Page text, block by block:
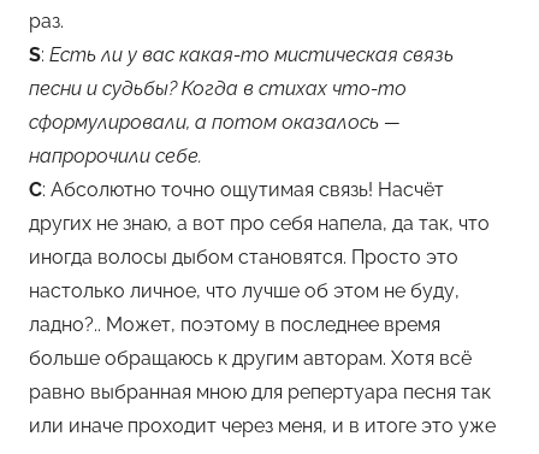
раз.
S: Есть ли у вас какая-то мистическая связь
песни и судьбы? Когда в стихах что-то
сформулировали, а потом оказалось —
напророчили себе.
С: Абсолютно точно ощутимая связь! Насчёт
других не знаю, а вот про себя напела, да так, что
иногда волосы дыбом становятся. Просто это
настолько личное, что лучше об этом не буду,
ладно?.. Может, поэтому в последнее время
больше обращаюсь к другим авторам. Хотя всё
равно выбранная мною для репертуара песня так
или иначе проходит через меня, и в итоге это уже